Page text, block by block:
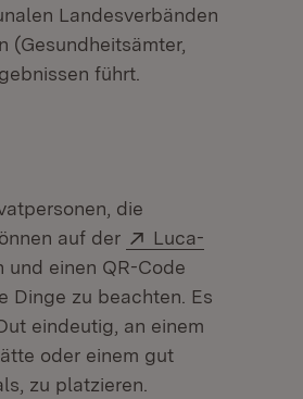
Landesverbänden
führt.
die
auf der
Extern:
Luca-
und einen QR-Code
Dinge zu beachten. Es
eindeutig, an einem
oder einem gut
zu platzieren.